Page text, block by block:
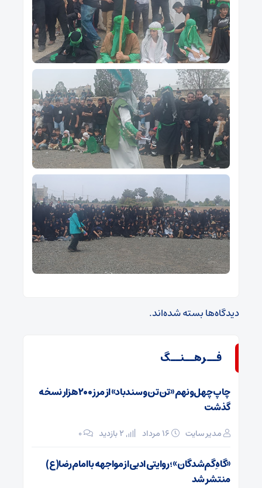
دیدگاه‌ها بسته شده‌اند.
فــرهــنــگ
چاپ چهل‌ونهم «تن‌تن و سندباد» از مرز ۲۰۰ هزار نسخه
گذشت
مدیر سایت ۰
«گاهِ گم‌شدگان»؛ روایتی ادبی از مواجهه با امام رضا(ع)
منتشر شد